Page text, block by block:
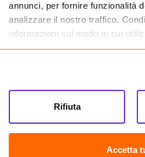
annunci, per fornire funzionalità
analizzare il nostro traffico.
informazioni sul modo in cui
partner che si occupano di
informazioni che hai fornito loro
tuo utilizzo dei loro servizi.
Accetta
Rifiuta
Farma.it S.a.s. P. IVA 07417261216 REA: NA-
CREDITS
Sede legale Via delle Repubbliche Marinare